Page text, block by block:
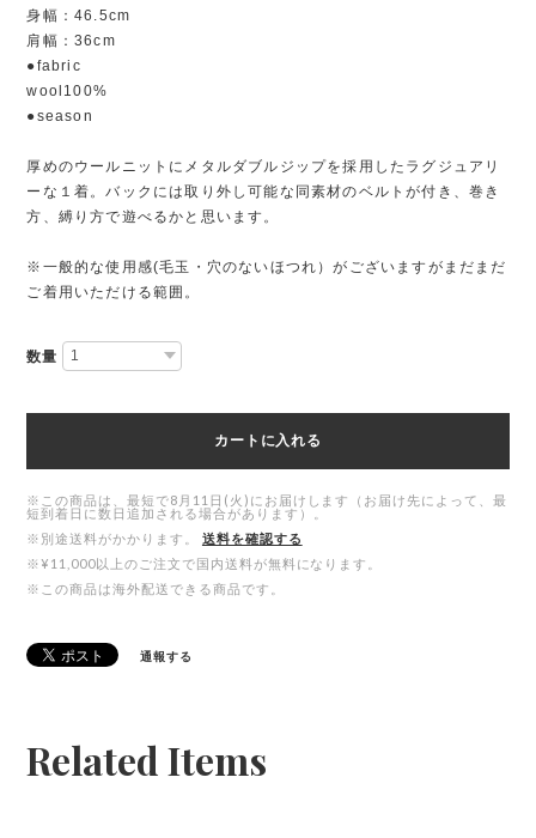
身幅：46.5cm
肩幅：36cm
●fabric
wool100%
●season
厚めのウールニットにメタルダブルジップを採用したラグジュアリ
ーな１着。バックには取り外し可能な同素材のベルトが付き、巻き
方、縛り方で遊べるかと思います。
※一般的な使用感(毛玉・穴のないほつれ）がございますがまだまだ
ご着用いただける範囲。
数量
カートに入れる
※この商品は、最短で8月11日(火)にお届けします（お届け先によって、最
短到着日に数日追加される場合があります）。
※別途送料がかかります。
送料を確認する
※¥11,000以上のご注文で国内送料が無料になります。
※この商品は海外配送できる商品です。
通報する
Related Items